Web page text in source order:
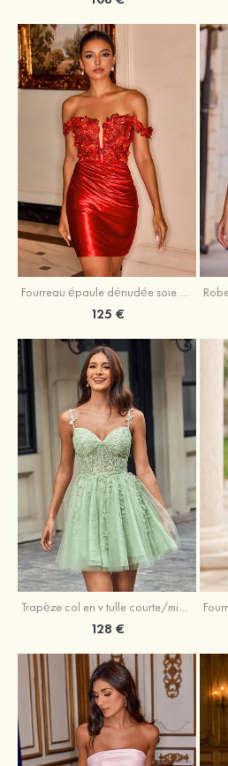
Fourreau épaule dénudée soie comme du satin courte/mini robe de fête de la rentrée
125 €
Trapèze col en v tulle courte/mini robe de fête de la rentrée avec perles
128 €